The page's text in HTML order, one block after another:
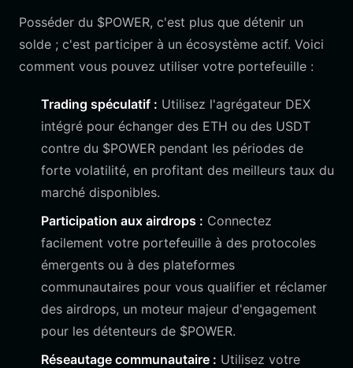
Posséder du $POWER, c'est plus que détenir un
solde ; c'est participer à un écosystème actif. Voici
comment vous pouvez utiliser votre portefeuille :
Trading spéculatif : Utilisez l'agrégateur DEX
intégré pour échanger des ETH ou des USDT
contre du $POWER pendant les périodes de
forte volatilité, en profitant des meilleurs taux du
marché disponibles.
Participation aux airdrops : Connectez
facilement votre portefeuille à des protocoles
émergents ou à des plateformes
communautaires pour vous qualifier et réclamer
des airdrops, un moteur majeur d'engagement
pour les détenteurs de $POWER.
Réseautage communautaire : Utilisez votre